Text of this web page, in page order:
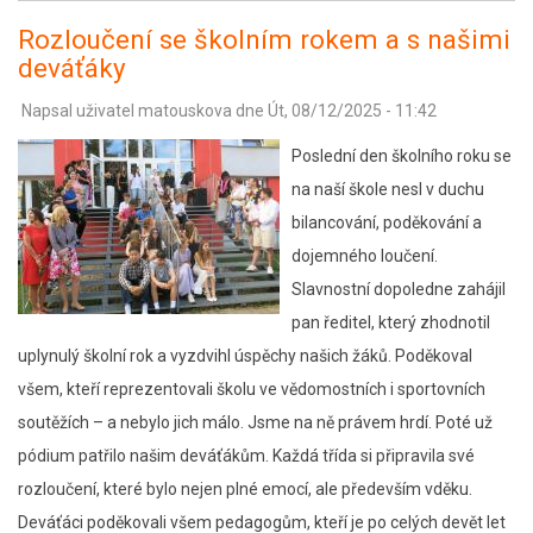
-
aplikace
iCanteen
Rozloučení se školním rokem a s našimi
deváťáky
Napsal uživatel matouskova dne Út, 08/12/2025 - 11:42
Poslední den školního roku se
na naší škole nesl v duchu
bilancování, poděkování a
dojemného loučení.
Slavnostní dopoledne zahájil
pan ředitel, který zhodnotil
uplynulý školní rok a vyzdvihl úspěchy našich žáků. Poděkoval
všem, kteří reprezentovali školu ve vědomostních i sportovních
soutěžích – a nebylo jich málo. Jsme na ně právem hrdí. Poté už
pódium patřilo našim deváťákům. Každá třída si připravila své
rozloučení, které bylo nejen plné emocí, ale především vděku.
Deváťáci poděkovali všem pedagogům, kteří je po celých devět let